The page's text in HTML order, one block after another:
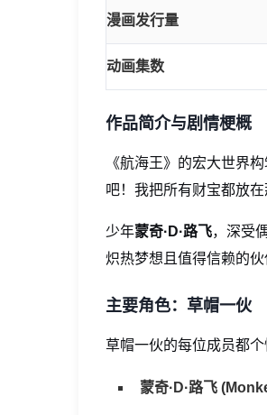
漫画发行量
动画集数
作品简介与剧情梗概
《航海王》的宏大世界
吧！我把所有财宝都放
少年蒙奇·D·路飞，深受
炽热梦想且值得信赖的
主要角色：草帽一伙
草帽一伙的每位成员都
蒙奇·D·路飞